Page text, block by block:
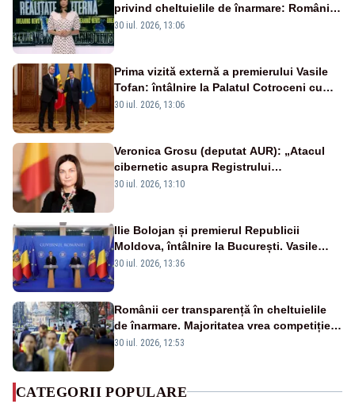
privind cheltuielile de înarmare: Românii
cer transparență în achiziții și un echilibru
30 iul. 2026, 13:06
Prima vizită externă a premierului Vasile
Tofan: întâlnire la Palatul Cotroceni cu
președintele Nicușor Dan
30 iul. 2026, 13:06
Veronica Grosu (deputat AUR): „Atacul
cibernetic asupra Registrului
Proprietăților transmite un semnal de
30 iul. 2026, 13:10
Ilie Bolojan și premierul Republicii
Moldova, întâlnire la București. Vasile
Tofan, primit cu onoruri militare
30 iul. 2026, 13:36
Românii cer transparență în cheltuielile
de înarmare. Majoritatea vrea competiție
reală și industrie locală – SONDAJ
30 iul. 2026, 12:53
CATEGORII POPULARE